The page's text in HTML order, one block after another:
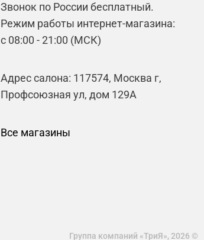
Звонок по России бесплатный.
Режим работы интернет-магазина:
с 08:00 - 21:00 (МСК)
Адрес салона: 117574, Москва г,
Профсоюзная ул, дом 129А
Все магазины
Группа компаний «ТриЯ», 2026 ©